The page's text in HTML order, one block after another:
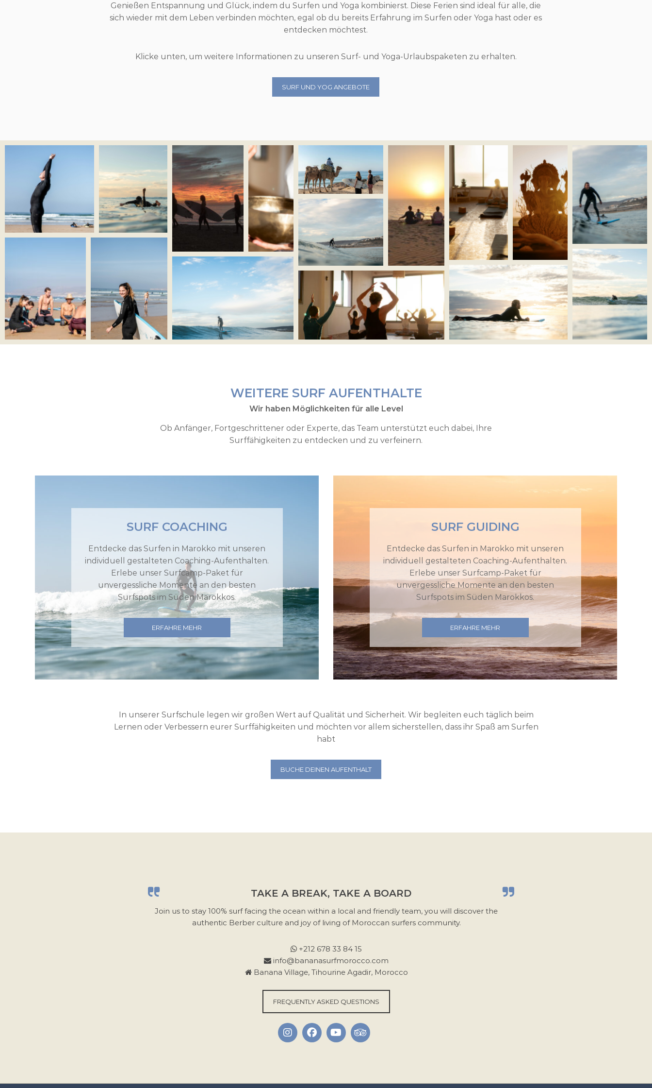
Genießen Entspannung und Glück, indem du Surfen und Yoga kombinierst. Diese Ferien sind ideal für alle, die
sich wieder mit dem Leben verbinden möchten, egal ob du bereits Erfahrung im Surfen oder Yoga hast oder es
entdecken möchtest.
Klicke unten, um weitere Informationen zu unseren Surf- und Yoga-Urlaubspaketen zu erhalten.
SURF UND YOG ANGEBOTE
WEITERE SURF AUFENTHALTE
Wir haben Möglichkeiten für alle Level
Ob Anfänger, Fortgeschrittener oder Experte, das Team unterstützt euch dabei, Ihre
Surffähigkeiten zu entdecken und zu verfeinern.
SURF COACHING
Entdecke das Surfen in Marokko mit unseren
individuell gestalteten Coaching-Aufenthalten.
Erlebe unser Surfcamp-Paket für
unvergessliche Momente an den besten
Surfspots im Süden Marokkos.
ERFAHRE MEHR
SURF GUIDING
Entdecke das Surfen in Marokko mit unseren
individuell gestalteten Coaching-Aufenthalten.
Erlebe unser Surfcamp-Paket für
unvergessliche Momente an den besten
Surfspots im Süden Marokkos.
ERFAHRE MEHR
In unserer Surfschule legen wir großen Wert auf Qualität und Sicherheit. Wir begleiten euch täglich beim
Lernen oder Verbessern eurer Surffähigkeiten und möchten vor allem sicherstellen, dass ihr Spaß am Surfen
habt
BUCHE DEINEN AUFENTHALT
TAKE A BREAK, TAKE A BOARD
Join us to stay 100% surf facing the ocean within a local and friendly team, you will discover the
authentic Berber culture and joy of living of Moroccan surfers community.
+212 678 33 84 15
info@bananasurfmorocco.com
Banana Village, Tihourine Agadir, Morocco
FREQUENTLY ASKED QUESTIONS